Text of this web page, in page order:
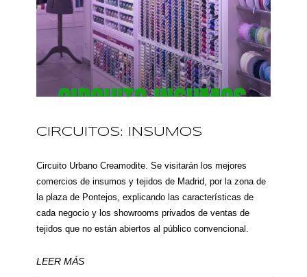
CIRCUITOS: INSUMOS
Circuito Urbano Creamodite. Se visitarán los mejores
comercios de insumos y tejidos de Madrid, por la zona de
la plaza de Pontejos, explicando las características de
cada negocio y los showrooms privados de ventas de
tejidos que no están abiertos al público convencional.
LEER MÁS